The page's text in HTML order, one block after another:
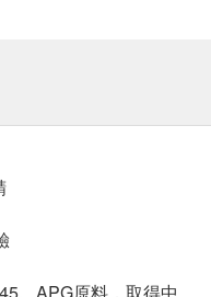
、APG原料，取得中